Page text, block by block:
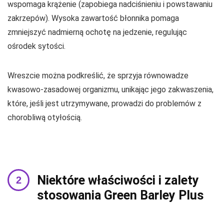
wspomaga krążenie (zapobiega nadciśnieniu i powstawaniu
zakrzepów). Wysoka zawartość błonnika pomaga
zmniejszyć nadmierną ochotę na jedzenie, regulując
ośrodek sytości.
Wreszcie można podkreślić, że sprzyja równowadze
kwasowo-zasadowej organizmu, unikając jego zakwaszenia,
które, jeśli jest utrzymywane, prowadzi do problemów z
chorobliwą otyłością.
Niektóre właściwości i zalety
stosowania Green Barley Plus